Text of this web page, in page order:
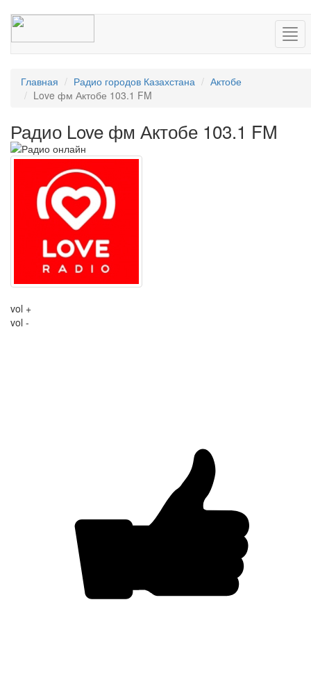
Главная Радио городов Казахстана
Актобе
Love фм Актобе 103.1 FM
Радио Love фм Актобе 103.1 FM
vol +
vol -